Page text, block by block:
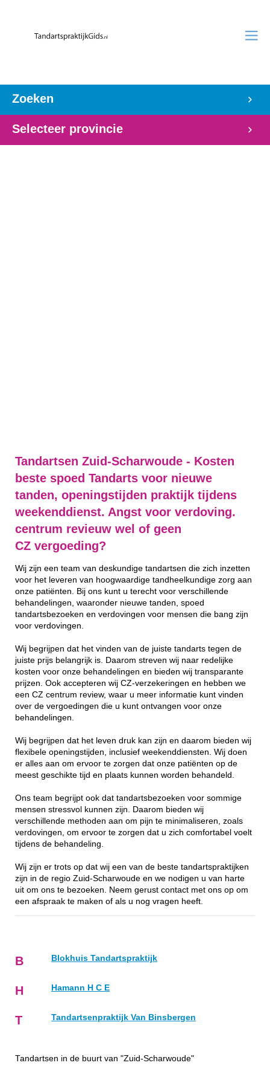
Zoeken
Selecteer provincie
Tandartsen Zuid-Scharwoude - Kosten
beste spoed Tandarts voor nieuwe
tanden, openingstijden praktijk tijdens
weekenddienst. Angst voor verdoving.
centrum revieuw wel of geen
CZ vergoeding?
Wij zijn een team van deskundige tandartsen die zich inzetten
voor het leveren van hoogwaardige tandheelkundige zorg aan
onze patiënten. Bij ons kunt u terecht voor verschillende
behandelingen, waaronder nieuwe tanden, spoed
tandartsbezoeken en verdovingen voor mensen die bang zijn
voor verdovingen.
Wij begrijpen dat het vinden van de juiste tandarts tegen de
juiste prijs belangrijk is. Daarom streven wij naar redelijke
kosten voor onze behandelingen en bieden wij transparante
prijzen. Ook accepteren wij CZ-verzekeringen en hebben we
een CZ centrum review, waar u meer informatie kunt vinden
over de vergoedingen die u kunt ontvangen voor onze
behandelingen.
Wij begrijpen dat het leven druk kan zijn en daarom bieden wij
flexibele openingstijden, inclusief weekenddiensten. Wij doen
er alles aan om ervoor te zorgen dat onze patiënten op de
meest geschikte tijd en plaats kunnen worden behandeld.
Ons team begrijpt ook dat tandartsbezoeken voor sommige
mensen stressvol kunnen zijn. Daarom bieden wij
verschillende methoden aan om pijn te minimaliseren, zoals
verdovingen, om ervoor te zorgen dat u zich comfortabel voelt
tijdens de behandeling.
Wij zijn er trots op dat wij een van de beste tandartspraktijken
zijn in de regio Zuid-Scharwoude en we nodigen u van harte
uit om ons te bezoeken. Neem gerust contact met ons op om
een afspraak te maken of als u nog vragen heeft.
B Blokhuis Tandartspraktijk
H Hamann H C E
T Tandartsenpraktijk Van Binsbergen
Tandartsen in de buurt van "Zuid-Scharwoude"